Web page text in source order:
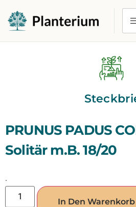
PRUNUS PADUS
Solitär m.B. 18/20
.
In Den Warenkorb